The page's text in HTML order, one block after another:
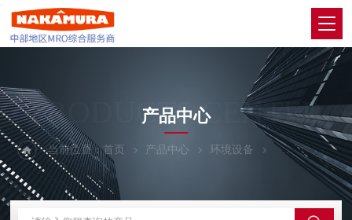
PRODUCTS CENTER
产品中心
当前位置：首页 产品中心 环境设备 Gefran杰佛伦